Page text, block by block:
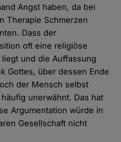
Angst haben, da bei
Therapie Schmerzen
Dass der
oft eine religiöse
und die Auffassung
Gottes, über dessen Ende
der Mensch selbst
unerwähnt. Das hat
Argumentation würde in
Gesellschaft nicht